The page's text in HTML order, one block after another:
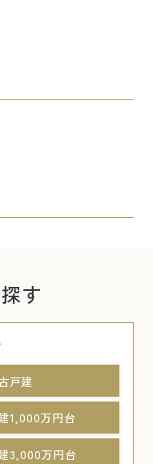
す
戸建
1,000万円台
3,000万円台